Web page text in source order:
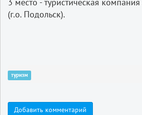
3 место - туристическая
(г.о. Подольск).
туризм
Добавить комментарий